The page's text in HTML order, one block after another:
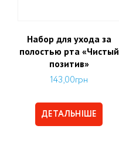
Набор для ухода за
полостью рта «Чистый
позитив»
143,00грн
ДЕТАЛЬНІШЕ